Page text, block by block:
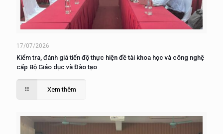
17/07/2026
Kiểm tra, đánh giá tiến độ thực hiện đề tài khoa học và công nghệ
cấp Bộ Giáo dục và Đào tạo
Xem thêm